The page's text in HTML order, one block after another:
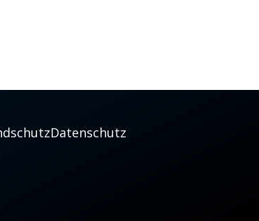
Datenschutz